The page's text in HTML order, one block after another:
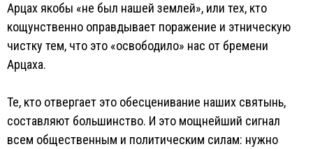
Арцах якобы «не был нашей землей», или тех, кто
кощунственно оправдывает поражение и этническую
чистку тем, что это «освободило» нас от бремени
Арцаха.
Те, кто отвергает это обесценивание наших святынь,
составляют большинство. И это мощнейший сигнал
всем общественным и политическим силам: нужно